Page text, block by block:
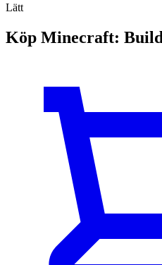
Lätt
Köp Minecraft: